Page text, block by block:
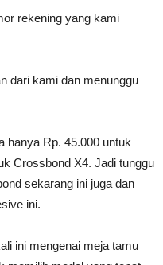
rekening yang kami
dari kami dan menunggu
hanya Rp. 45.000 untuk
Crossbond X4. Jadi tunggu
sekarang ini juga dan
ini.
ini mengenai meja tamu